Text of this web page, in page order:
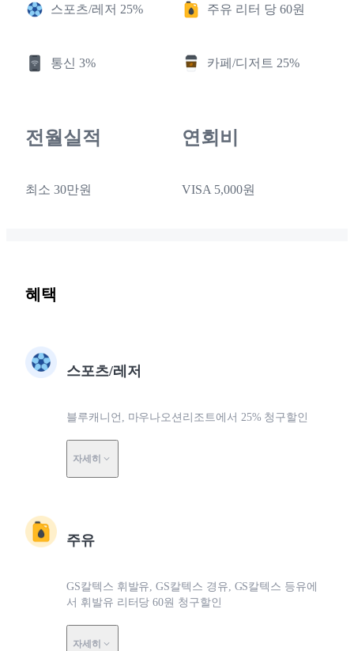
스포츠/레저 25% 주유 리터 당 60원
통신 3% 카페/디저트 25%
전월실적
최소 30만원
연회비
VISA 5,000원
혜택
스포츠/레저
블루캐니언, 마우나오션리조트에서 25% 청구할인
자세히
주유
GS칼텍스 휘발유, GS칼텍스 경유, GS칼텍스 등유에
서 휘발유 리터당 60원 청구할인
자세히